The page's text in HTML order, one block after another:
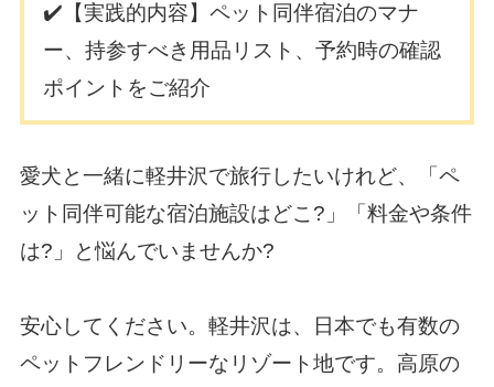
✔️【実践的内容】ペット同伴宿泊のマナ
ー、持参すべき用品リスト、予約時の確認
ポイントをご紹介
愛犬と一緒に軽井沢で旅行したいけれど、「ペ
ット同伴可能な宿泊施設はどこ?」「料金や条件
は?」と悩んでいませんか?
安心してください。軽井沢は、日本でも有数の
ペットフレンドリーなリゾート地です。高原の